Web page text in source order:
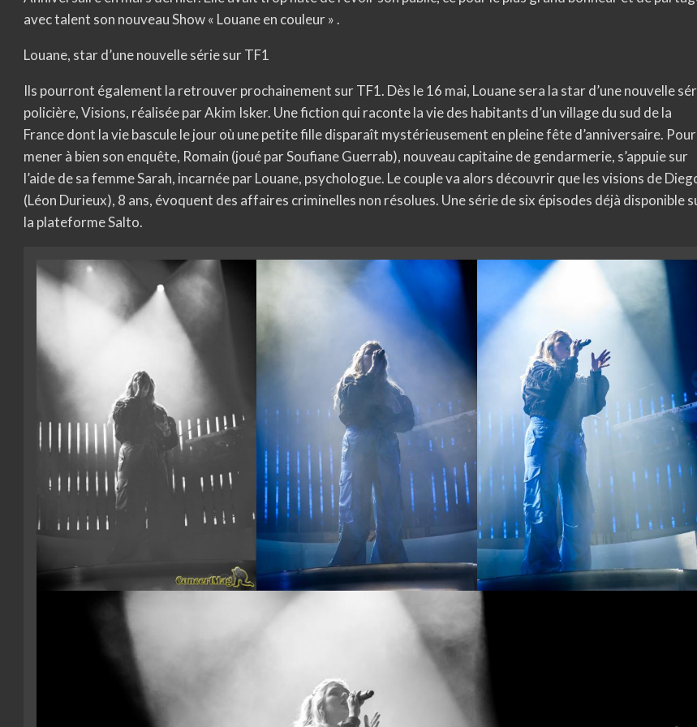
avec talent son nouveau Show « Louane en couleur » .
Louane, star d’une nouvelle série sur TF1
Ils pourront également la retrouver prochainement sur TF1. Dès le 16 mai, Louane sera la star d’une nouvelle
policière, Visions, réalisée par Akim Isker. Une fiction qui raconte la vie des habitants d’un village du sud de la
France dont la vie bascule le jour où une petite fille disparaît mystérieusement en pleine fête d’anniversaire. Pour
mener à bien son enquête, Romain (joué par Soufiane Guerrab), nouveau capitaine de gendarmerie, s’appuie sur
l’aide de sa femme Sarah, incarnée par Louane, psychologue. Le couple va alors découvrir que les visions de
(Léon Durieux), 8 ans, évoquent des affaires criminelles non résolues. Une série de six épisodes déjà disponible
la plateforme Salto.